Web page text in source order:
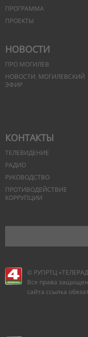
ПРОГРАММА
ПРОЕКТЫ
НОВОСТИ
ПРО МОГИЛЕВ
НОВОСТИ. МОГИЛЕВСКИЙ
ЭФИР
КОНТАКТЫ
ТЕЛЕВИДЕНИЕ
РАДИО
РУКОВОДСТВО
ПРОТИВОДЕЙСТВИЕ
КОРРУПЦИИ
© РУПРТЦ
Все права
сайта ссылка